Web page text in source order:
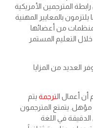
المترجمين الأمريكية
بالمعايير المهنية
من أعضائها
التعليم المستمر
العديد من المزايا
أن أعمال الترجمة يتم
يتمتع المترجمون
في اللغة